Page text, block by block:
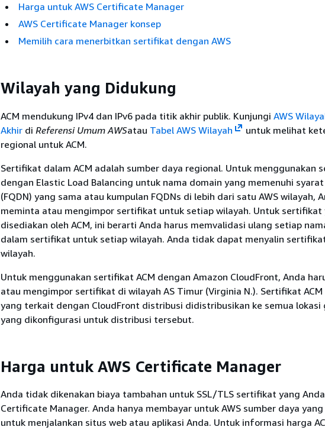
Harga untuk AWS Certificate Manager
AWS Certificate Manager konsep
Memilih cara menerbitkan sertifikat dengan AWS
Wilayah yang Didukung
ACM mendukung IPv4 dan IPv6 pada titik akhir publik. Kunjungi AWS
Akhir di Referensi Umum AWSatau Tabel AWS Wilayah
untuk melihat
regional untuk ACM.
Sertifikat dalam ACM adalah sumber daya regional. Untuk menggunakan
dengan Elastic Load Balancing untuk nama domain yang memenuhi
(FQDN) yang sama atau kumpulan FQDNs di lebih dari satu AWS wilayah,
meminta atau mengimpor sertifikat untuk setiap wilayah. Untuk sertifikat
disediakan oleh ACM, ini berarti Anda harus memvalidasi ulang setiap
dalam sertifikat untuk setiap wilayah. Anda tidak dapat menyalin
wilayah.
Untuk menggunakan sertifikat ACM dengan Amazon CloudFront, Anda
atau mengimpor sertifikat di wilayah AS Timur (Virginia N.). Sertifikat
yang terkait dengan CloudFront distribusi didistribusikan ke semua lokasi
yang dikonfigurasi untuk distribusi tersebut.
Harga untuk AWS Certificate Manager
Anda tidak dikenakan biaya tambahan untuk SSL/TLS sertifikat yang Anda
Certificate Manager. Anda hanya membayar untuk AWS sumber daya
untuk menjalankan situs web atau aplikasi Anda. Untuk informasi harga